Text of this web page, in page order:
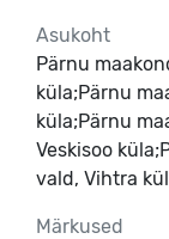
Asukoht
Pärnu
küla;Pärnu
küla;Pärnu
Veskisoo
vald, Vihtra
Märkused